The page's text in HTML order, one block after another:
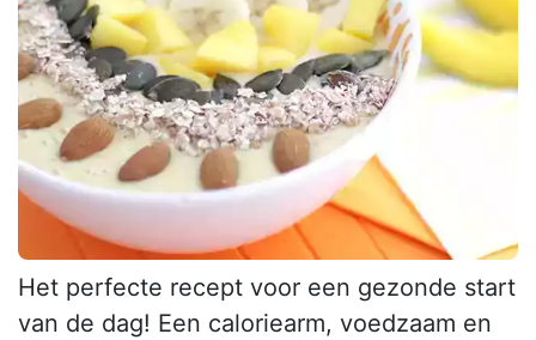
Het perfecte recept voor een gezonde start
van de dag! Een caloriearm, voedzaam en